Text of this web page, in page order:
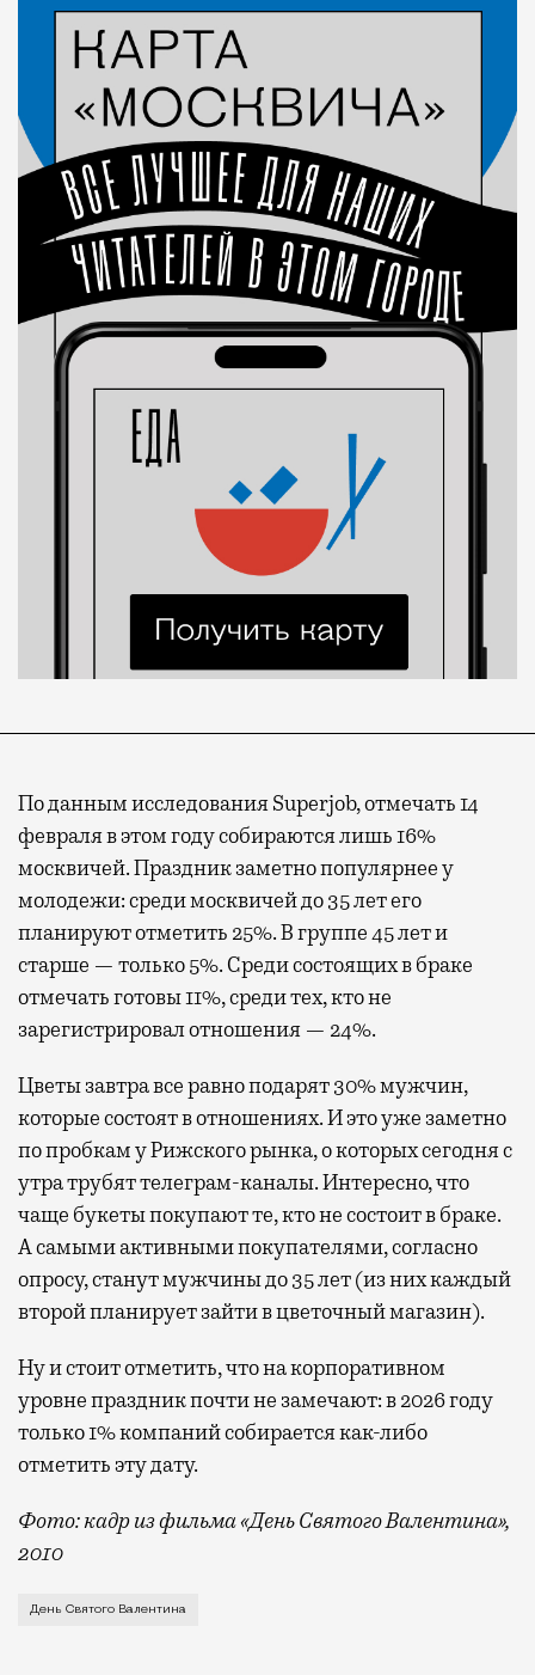
По данным исследования Superjob, отмечать 14
февраля в этом году собираются лишь 16%
москвичей. Праздник заметно популярнее у
молодежи: среди москвичей до 35 лет его
планируют отметить 25%. В группе 45 лет и
старше — только 5%. Среди состоящих в браке
отмечать готовы 11%, среди тех, кто не
зарегистрировал отношения — 24%.
Цветы завтра все равно подарят 30% мужчин,
которые состоят в отношениях. И это уже заметно
по пробкам у Рижского рынка, о которых сегодня с
утра трубят телеграм-каналы. Интересно, что
чаще букеты покупают те, кто не состоит в браке.
А самыми активными покупателями, согласно
опросу, станут мужчины до 35 лет (из них каждый
второй планирует зайти в цветочный магазин).
Ну и стоит отметить, что на корпоративном
уровне праздник почти не замечают: в 2026 году
только 1% компаний собирается как-либо
отметить эту дату.
Фото: кадр из фильма «День Святого Валентина»,
2010
Хотелось бы сказать, что День всех влюбленных в
День Святого Валентина